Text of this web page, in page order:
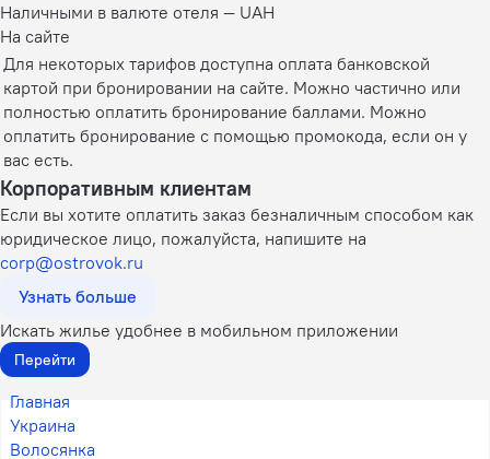
Наличными в валюте отеля — UAH
На сайте
Для некоторых тарифов доступна оплата банковской
картой при бронировании на сайте. Можно частично или
полностью оплатить бронирование баллами. Можно
оплатить бронирование с помощью промокода, если он у
вас есть.
Корпоративным клиентам
Если вы хотите оплатить заказ безналичным способом как
юридическое лицо, пожалуйста, напишите на
corp@ostrovok.ru
Узнать больше
Искать жилье удобнее в мобильном приложении
Перейти
Главная
Украина
Волосянка